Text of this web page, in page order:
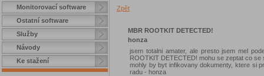
Monitorovací software
Ostatní software
Služby
Návody
Ke stažení
Zpět
MBR ROOTKIT DETECTED!
honza
jsem totalni amater, ale presto jsem mel
ROOTKIT DETECTED! mohu se zeptat co
mohly by byt infikovany dokumenty, ktere si
radu - honza